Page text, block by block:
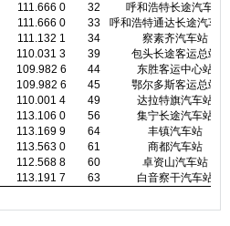
111.666 0 32
呼和浩特长途汽车站
111.666 0 33
呼和浩特通达长途汽车
111.132 1 34
察素齐汽车站
110.031 3 39
包头长途客运总站
109.982 6 44
东胜客运中心站
109.982 6 45
鄂尔多斯客运总站
110.001 4 49
达拉特旗汽车站
113.106 0 56
集宁长途汽车站
113.169 9 64
丰镇汽车站
113.563 0 61
商都汽车站
112.568 8 60
卓资山汽车站
113.191 7 63 白音察干汽车站